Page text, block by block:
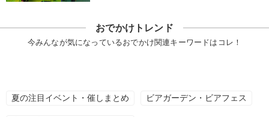
おでかけトレンド
今みんなが気になっているおでかけ関連キーワードはコレ！
夏の注目イベント・催しまとめ ビアガーデン・ビアフェス